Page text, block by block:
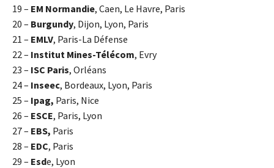
19 – EM Normandie, Caen, Le Havre, Paris
20 – Burgundy, Dijon, Lyon, Paris
21 – EMLV, Paris-La Défense
22 – Institut Mines-Télécom, Evry
23 – ISC Paris, Orléans
24 – Inseec, Bordeaux, Lyon, Paris
25 – Ipag, Paris, Nice
26 – ESCE, Paris, Lyon
27 – EBS, Paris
28 – EDC, Paris
29 – Esde, Lyon